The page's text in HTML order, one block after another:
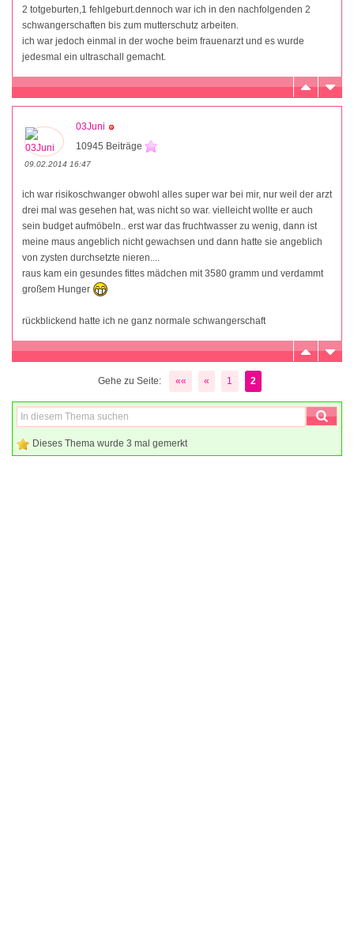
2 totgeburten,1 fehlgeburt.dennoch war ich in den nachfolgenden 2
schwangerschaften bis zum mutterschutz arbeiten.
ich war jedoch einmal in der woche beim frauenarzt und es wurde
jedesmal ein ultraschall gemacht.
03Juni
10945 Beiträge
09.02.2014 16:47
ich war risikoschwanger obwohl alles super war bei mir, nur weil der arzt
drei mal was gesehen hat, was nicht so war. vielleicht wollte er auch
sein budget aufmöbeln.. erst war das fruchtwasser zu wenig, dann ist
meine maus angeblich nicht gewachsen und dann hatte sie angeblich
von zysten durchsetzte nieren....
raus kam ein gesundes fittes mädchen mit 3580 gramm und verdammt
großem Hunger
rückblickend hatte ich ne ganz normale schwangerschaft
Gehe zu Seite: «« « 1 2
Dieses Thema wurde 3 mal gemerkt